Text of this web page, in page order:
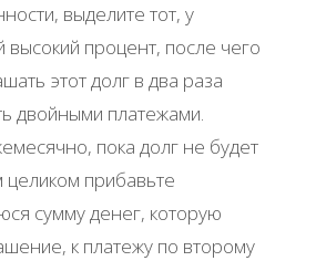
выделите тот, у
высокий процент, после чего
этот долг в два раза
двойными платежами.
пока долг не будет
прибавьте
сумму денег, которую
к платежу по второму